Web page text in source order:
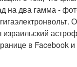
на два гамма -
в Facebook и